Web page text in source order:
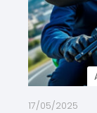
17/05/2025